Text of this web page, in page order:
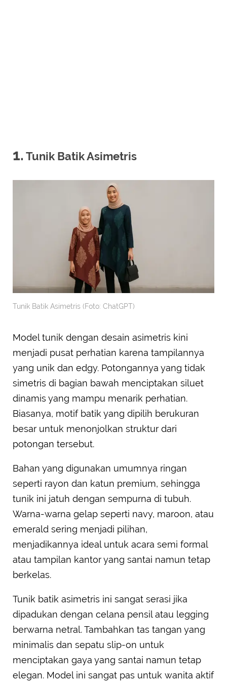
1. Tunik Batik Asimetris
Tunik Batik Asimetris (Foto: ChatGPT)
Model tunik dengan desain asimetris kini
menjadi pusat perhatian karena tampilannya
yang unik dan edgy. Potongannya yang tidak
simetris di bagian bawah menciptakan siluet
dinamis yang mampu menarik perhatian.
Biasanya, motif batik yang dipilih berukuran
besar untuk menonjolkan struktur dari
potongan tersebut.
Bahan yang digunakan umumnya ringan
seperti rayon dan katun premium, sehingga
tunik ini jatuh dengan sempurna di tubuh.
Warna-warna gelap seperti navy, maroon, atau
emerald sering menjadi pilihan,
menjadikannya ideal untuk acara semi formal
atau tampilan kantor yang santai namun tetap
berkelas.
Tunik batik asimetris ini sangat serasi jika
dipadukan dengan celana pensil atau legging
berwarna netral. Tambahkan tas tangan yang
minimalis dan sepatu slip-on untuk
menciptakan gaya yang santai namun tetap
elegan. Model ini sangat pas untuk wanita aktif